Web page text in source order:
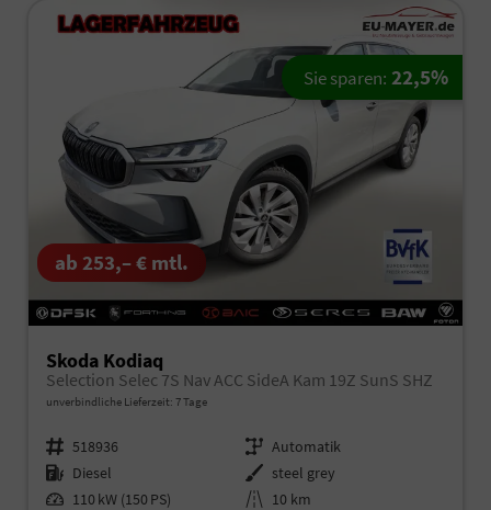
ab 253,– € mtl.
Skoda Kodiaq
Selection Selec 7S Nav ACC SideA Kam 19Z SunS SHZ
unverbindliche Lieferzeit: 7 Tage
Fahrzeugnr. 518936 Getriebe Automatik
Kraftstoff Diesel Außenfarbe steel grey
Leistung 110 kW (150 PS) Kilometerstand 10 km
Sie sparen: 22,5%